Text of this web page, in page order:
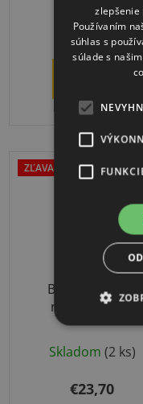
€48,18
ZĽAVA OD 5KS
Badmintonová
raketa School
Skladom (2 ks)
€23,70
zlepšenie
Používaním
súhlas s
súlade s